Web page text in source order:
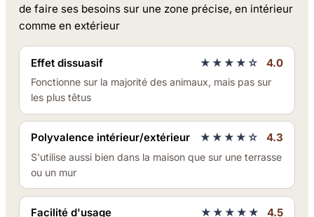
de faire ses besoins sur une zone précise, en intérieur
comme en extérieur
Effet dissuasif ★★★★☆ 4.0
Fonctionne sur la majorité des animaux, mais pas sur
les plus têtus
Polyvalence intérieur/extérieur ★★★★☆ 4.3
S'utilise aussi bien dans la maison que sur une terrasse
ou un mur
Facilité d'usage ★★★★★ 4.5